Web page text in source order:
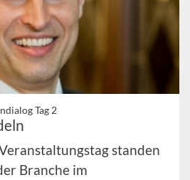
Tag 2
standen
Branche im